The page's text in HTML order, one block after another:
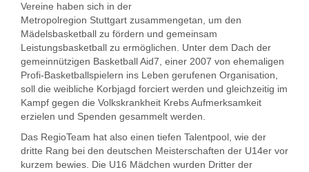
Vereine haben sich in der
Metropolregion Stuttgart zusammengetan, um den
Mädelsbasketball zu fördern und gemeinsam
Leistungsbasketball zu ermöglichen. Unter dem Dach der
gemeinnützigen Basketball Aid7, einer 2007 von ehemaligen
Profi-Basketballspielern ins Leben gerufenen Organisation,
soll die weibliche Korbjagd forciert werden und gleichzeitig im
Kampf gegen die Volkskrankheit Krebs Aufmerksamkeit
erzielen und Spenden gesammelt werden.
Das RegioTeam hat also einen tiefen Talentpool, wie der
dritte Rang bei den deutschen Meisterschaften der U14er vor
kurzem bewies. Die U16 Mädchen wurden Dritter der